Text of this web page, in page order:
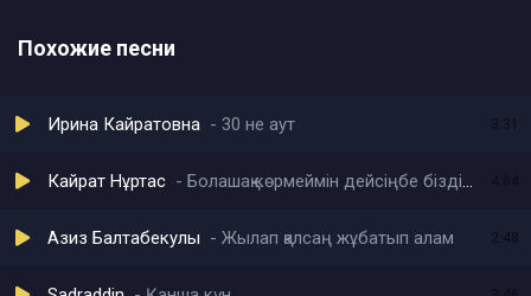
Похожие песни
Ирина Кайратовна 30 не аут 3:31
Кайрат Нұртас Болашақ көрмеймін дейсіңбе біздің арадан
Азиз Балтабекулы Жылап қалсаң жұбатып алам 2:48